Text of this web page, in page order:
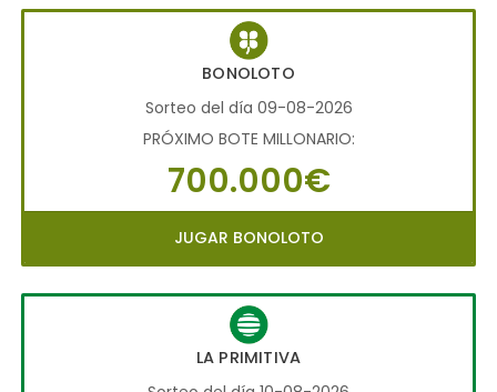
BONOLOTO
Sorteo del día 09-08-2026
PRÓXIMO BOTE MILLONARIO:
700.000€
JUGAR BONOLOTO
LA PRIMITIVA